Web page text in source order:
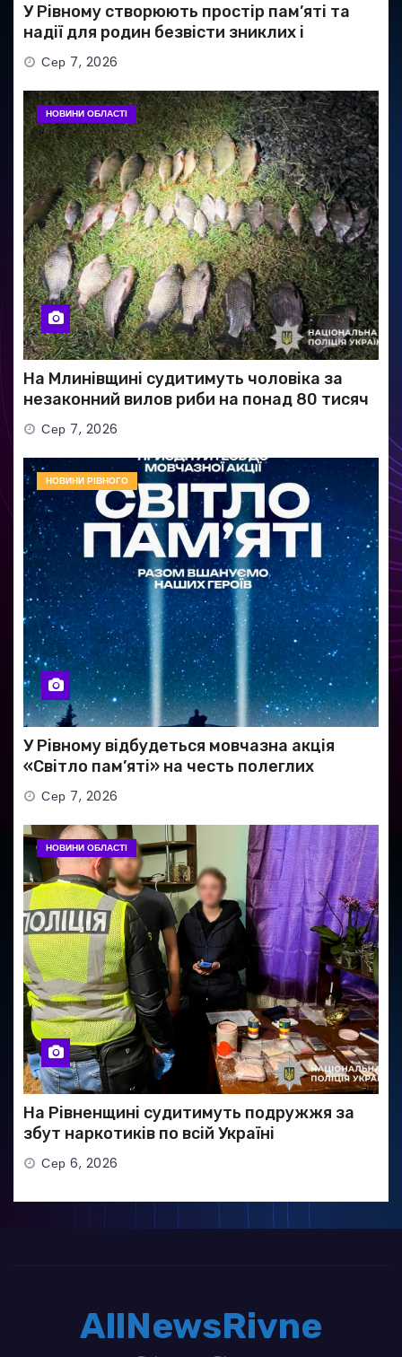
У Рівному створюють простір пам’яті та
надії для родин безвісти зниклих і
полонених військових
Сер 7, 2026
НОВИНИ ОБЛАСТІ
На Млинівщині судитимуть чоловіка за
незаконний вилов риби на понад 80 тисяч
гривень
Сер 7, 2026
НОВИНИ РІВНОГО
У Рівному відбудеться мовчазна акція
«Світло пам’яті» на честь полеглих
Захисників
Сер 7, 2026
НОВИНИ ОБЛАСТІ
На Рівненщині судитимуть подружжя за
збут наркотиків по всій Україні
Сер 6, 2026
AllNewsRivne